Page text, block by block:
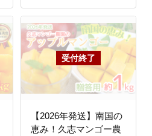
【2026年発送】南国の
恵み！久志マンゴー農